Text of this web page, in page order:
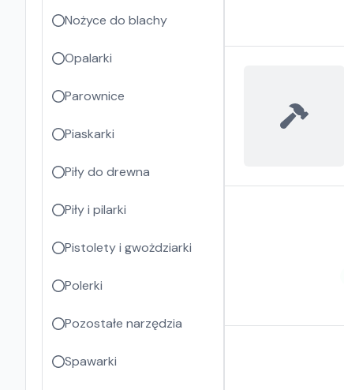
Nożyce do blachy
Opalarki
Parownice
Piaskarki
Piły do drewna
Piły i pilarki
Pistolety i gwożdziarki
Polerki
Pozostałe narzędzia
Spawarki